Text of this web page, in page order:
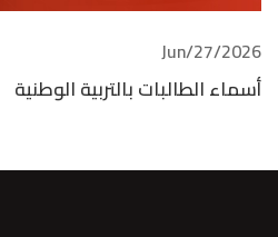
2026/Jun/27
أسماء الطالبات بالتربية الوطنية